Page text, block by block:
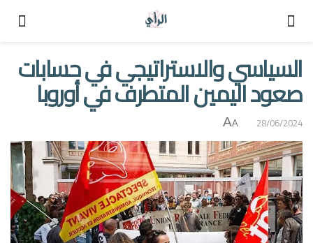
السياسي والاستراتيجي في حسابات
صعود اليمين المتطرف في أوروبا
28/06/2024
A
A